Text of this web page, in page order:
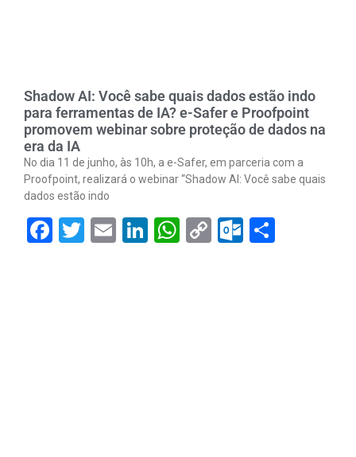
Shadow AI: Você sabe quais dados estão indo
para ferramentas de IA? e-Safer e Proofpoint
promovem webinar sobre proteção de dados na
era da IA
No dia 11 de junho, às 10h, a e-Safer, em parceria com a
Proofpoint, realizará o webinar “Shadow AI: Você sabe quais
dados estão indo
Facebook
Twitter
EmailLinkedIn
WhatsApp
Copy